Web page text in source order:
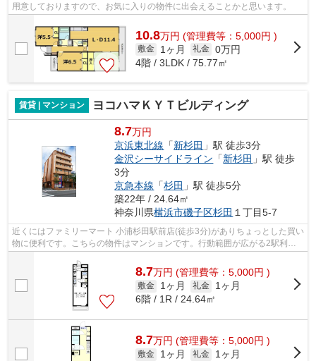
用意しておりますので、お気に入りの物件に出会えることかと思います。
10.8万円 (管理費等：5,000円 )
敷金 1ヶ月 礼金 0万円
4階 / 3LDK / 75.77㎡
賃貸 | マンション ヨコハマＫＹＴビルディング
8.7万円
京浜東北線 「新杉田 」駅 徒歩3分
金沢シーサイドライン 「新杉田 」駅 徒歩
3分
京急本線 「杉田 」駅 徒歩5分
築22年 / 24.64㎡
神奈川県横浜市磯子区杉田 １丁目5-7
近くにはファミリーマート 小浦杉田駅前店(徒歩3分)がありちょっとした買い
物に便利です。こちらの物件はマンションです。行動範囲が広がる2駅利用
可能な物件です。外観タイル張りは、...
8.7万円 (管理費等：5,000円 )
敷金 1ヶ月 礼金
1ヶ月
6階 / 1R / 24.64㎡
8.7万円 (管理費等：5,000円 )
敷金 1ヶ月 礼金
1ヶ月